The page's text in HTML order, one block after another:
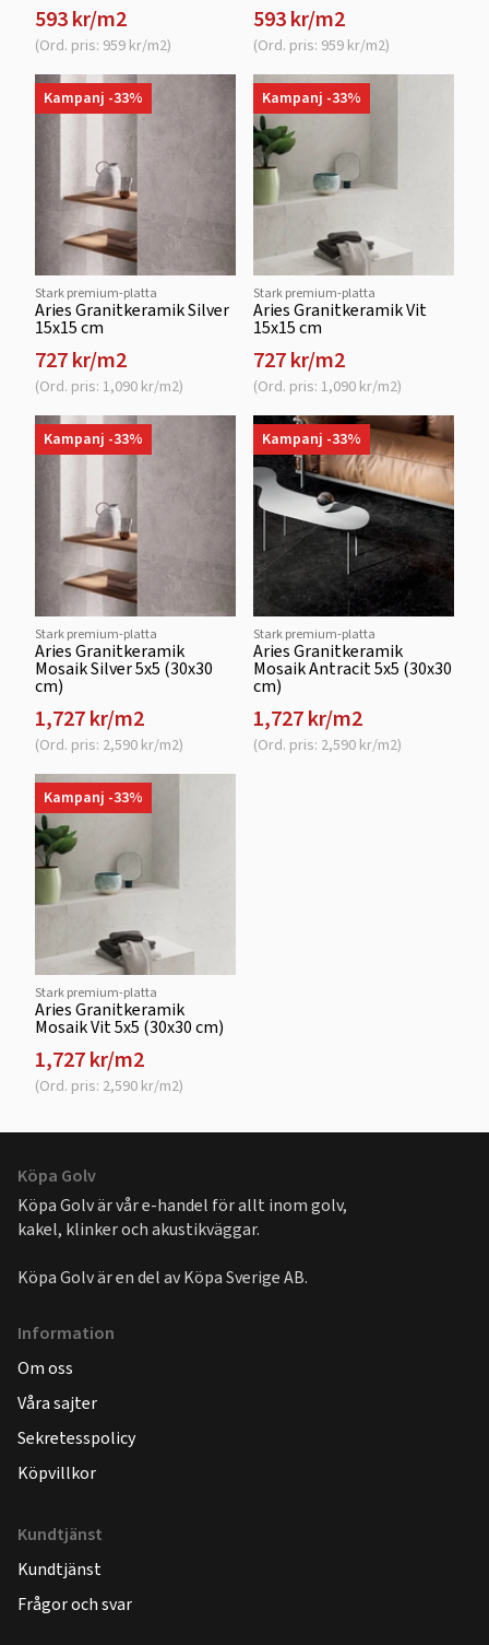
593 kr/m2
(Ord. pris: 959 kr/m2)
593 kr/m2
(Ord. pris: 959 kr/m2)
Kampanj -33%
Stark premium-platta
Aries Granitkeramik Silver
15x15 cm
727 kr/m2
(Ord. pris: 1,090 kr/m2)
Kampanj -33%
Stark premium-platta
Aries Granitkeramik Vit
15x15 cm
727 kr/m2
(Ord. pris: 1,090 kr/m2)
Kampanj -33%
Stark premium-platta
Aries Granitkeramik
Mosaik Silver 5x5 (30x30
cm)
1,727 kr/m2
(Ord. pris: 2,590 kr/m2)
Kampanj -33%
Stark premium-platta
Aries Granitkeramik
Mosaik Antracit 5x5 (30x30
cm)
1,727 kr/m2
(Ord. pris: 2,590 kr/m2)
Kampanj -33%
Stark premium-platta
Aries Granitkeramik
Mosaik Vit 5x5 (30x30 cm)
1,727 kr/m2
(Ord. pris: 2,590 kr/m2)
Köpa Golv
Köpa Golv är vår e-handel för allt inom golv,
kakel, klinker och akustikväggar.
Köpa Golv är en del avKöpa Sverige AB.
Information
Om oss
Våra sajter
Sekretesspolicy
Köpvillkor
Kundtjänst
Kundtjänst
Frågor och svar